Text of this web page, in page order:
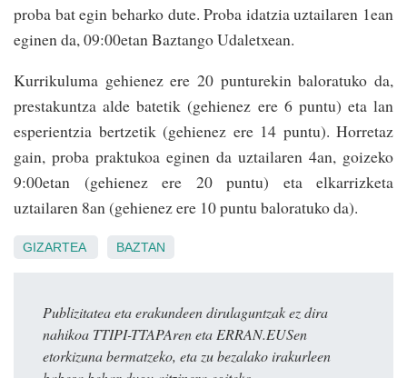
proba bat egin beharko dute. Proba idatzia uztailaren 1ean
eginen da, 09:00etan Baztango Udaletxean.
Kurrikuluma gehienez ere 20 punturekin baloratuko da,
prestakuntza alde batetik (gehienez ere 6 puntu) eta lan
esperientzia bertzetik (gehienez ere 14 puntu). Horretaz
gain, proba praktukoa eginen da uztailaren 4an, goizeko
9:00etan (gehienez ere 20 puntu) eta elkarrizketa
uztailaren 8an (gehienez ere 10 puntu baloratuko da).
GIZARTEA BAZTAN
Publizitatea eta erakundeen dirulaguntzak ez dira
nahikoa TTIPI-TTAPAren eta ERRAN.EUSen
etorkizuna bermatzeko, eta zu bezalako irakurleen